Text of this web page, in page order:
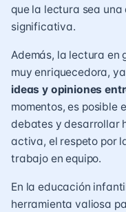
que la lectura sea
significativa.
Además, la lectura en
muy enriquecedora,
ideas y opiniones
momentos, es posible
debates y desarrollar
activa, el respeto por
trabajo en equipo.
En la educación
herramienta valiosa